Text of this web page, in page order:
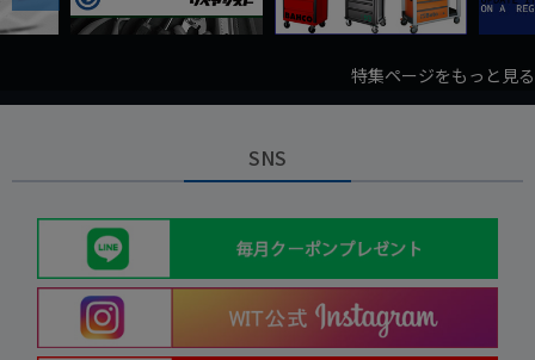
特集ページをもっと見る
SNS